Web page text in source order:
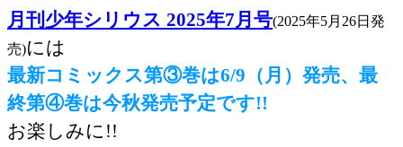
月刊少年シリウス 2025年7月号(2025年5月26日発
売)には
最新コミックス第③巻は6/9（月）発売、最
終第④巻は今秋発売予定です!!
お楽しみに!!